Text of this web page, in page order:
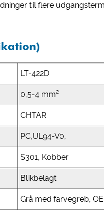
til flere
LT-422D
0,5-4 mm²
CHTAR
PC,UL94-V0,
S301, Kobber
Blikbelagt
Grå med farvegreb,